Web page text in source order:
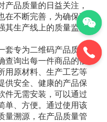
产品质量的日益关注，
在不断完善，为确保高
其生产线上的质量监控
套专为二维码产品质量
询出每一件商品的信
用原材料、生产工艺等
供安全、健康的产品保
件无需安装，可以通过
单、方便。通过使用该
量溯源，在产品质量管